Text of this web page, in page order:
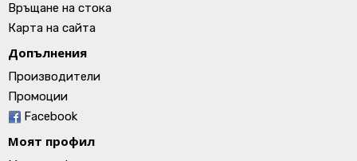
Връщане на стока
Карта на сайта
Допълнения
Производители
Промоции
Facebook
Моят профил